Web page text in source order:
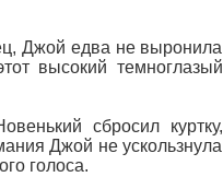
Джой едва не выронила
высокий темноглазый
сбросил куртку,
Джой не ускользнула
голоса.